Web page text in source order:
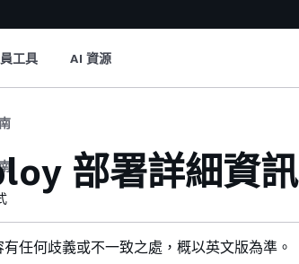
工具 AI 資源
部署詳細資訊
任何歧義或不一致之處，概以英文版為準。